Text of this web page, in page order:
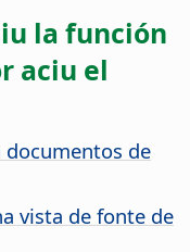
la función
aciu el
documentos de
vista de fonte de